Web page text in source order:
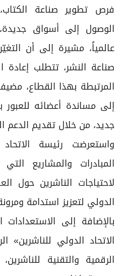
فرص تطوير صناعة
الوصول إلى أسواق
عالمياً، مشيرة إلى أن
صناعة النشر، تتطلب إعادة
المرتبطة بهذا القطاع،
إلى مساندة أعضائه
جديد، من خلال تقديم الدعم
واستعرضت رئيسة
المبادرات والمشاريع
لاحتياجات الناشرين حول
بالإضافة إلى الاستعدادات
الاتحاد الدولي للناشرين»
الرقمية والتقنية